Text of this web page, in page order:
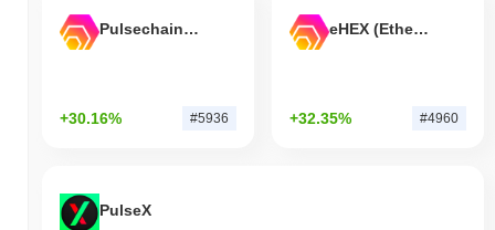
Pulsechain Bridged HEX (Pulsechain)
+30.16% #5936
eHEX (Ethereum)
+32.35% #4960
PulseX